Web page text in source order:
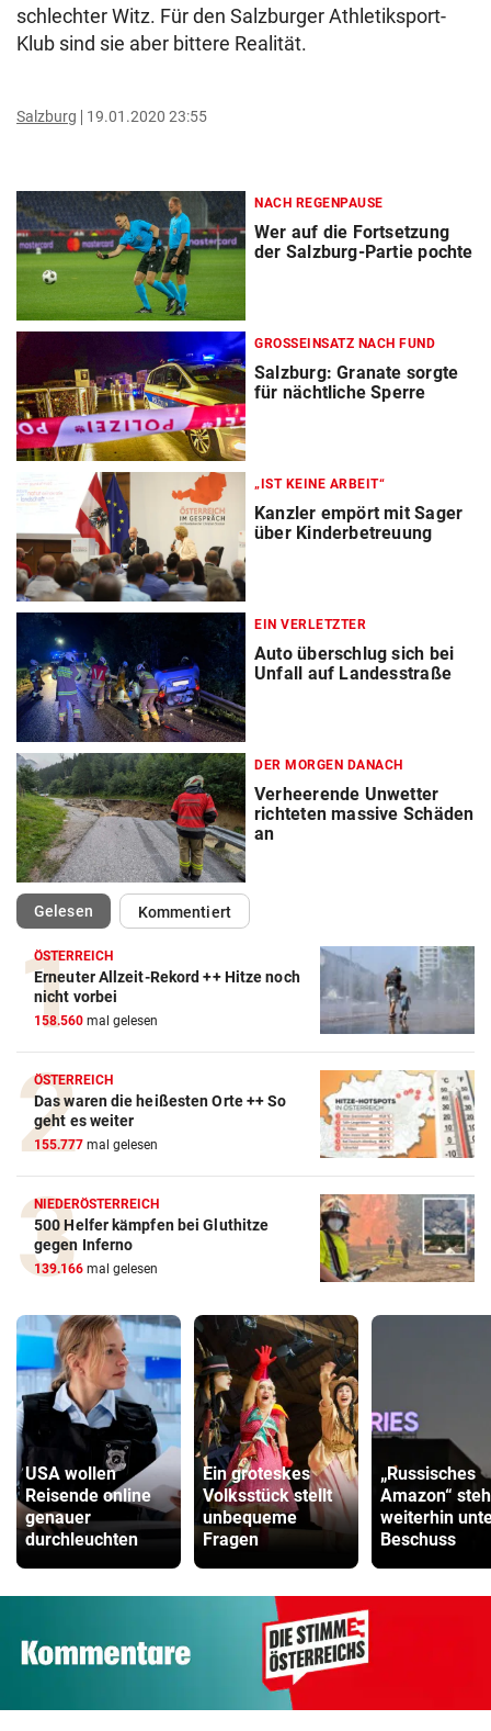
schlechter Witz. Für den Salzburger Athletiksport-
Klub sind sie aber bittere Realität.
Salzburg 19.01.2020 23:55
NACH REGENPAUSE
Wer auf die Fortsetzung
der Salzburg-Partie pochte
GROSSEINSATZ NACH FUND
Salzburg: Granate sorgte
für nächtliche Sperre
„IST KEINE ARBEIT“
Kanzler empört mit Sager
über Kinderbetreuung
EIN VERLETZTER
Auto überschlug sich bei
Unfall auf Landesstraße
DER MORGEN DANACH
Verheerende Unwetter
richteten massive Schäden
an
Gelesen(ausgewählt)Kommentiert
ÖSTERREICH
Erneuter Allzeit-Rekord ++ Hitze noch
nicht vorbei
158.560 mal gelesen
ÖSTERREICH
Das waren die heißesten Orte ++ So
geht es weiter
155.777 mal gelesen
NIEDERÖSTERREICH
500 Helfer kämpfen bei Gluthitze
gegen Inferno
139.166 mal gelesen
USA wollen
Reisende online
genauer
durchleuchten
Ein groteskes
Volksstück stellt
unbequeme
Fragen
„Russisches
Amazon“
weiterhin
Beschuss